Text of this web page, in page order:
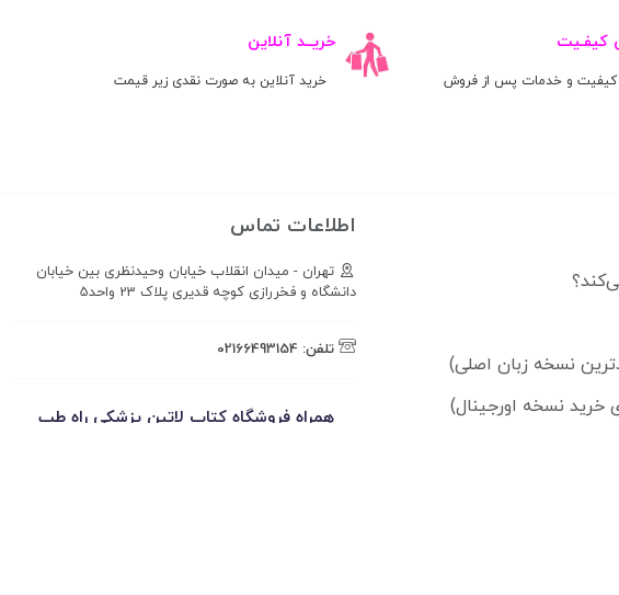
کیفـیت
و خدمات پس از فروش
خریــد آنلاین
خرید آنلاین به صورت نقدی زیر قیمت
خرید نسخه اورجینال)
اطلاعات تماس
تهران - میدان انقلاب خیابان وحیدنظری بین خیابان
دانشگاه و فخررازی کوچه قدیری پلاک 23 واحد5
تلفن: 02166493154
همراه فروشگاه کتاب لاتین پزشکی راه طب